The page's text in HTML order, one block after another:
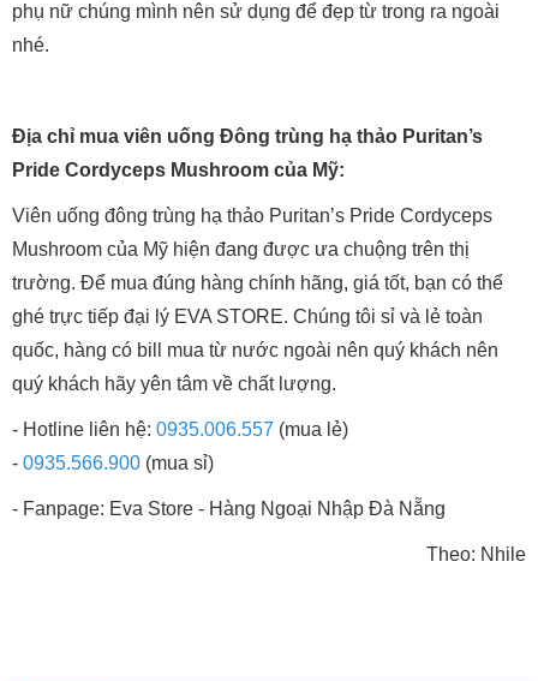
phụ nữ chúng mình nên sử dụng để đẹp từ trong ra ngoài
nhé.
Địa chỉ mua viên uống Đông trùng hạ thảo Puritan’s
Pride Cordyceps Mushroom của Mỹ:
Viên uống đông trùng hạ thảo Puritan’s Pride Cordyceps
Mushroom của Mỹ hiện đang được ưa chuộng trên thị
trường. Để mua đúng hàng chính hãng, giá tốt, bạn có thể
ghé trực tiếp đại lý EVA STORE. Chúng tôi sỉ và lẻ toàn
quốc, hàng có bill mua từ nước ngoài nên quý khách nên
quý khách hãy yên tâm về chất lượng.
- Hotline liên hệ: 0935.006.557 (mua lẻ)
- 0935.566.900 (mua sỉ)
- Fanpage: Eva Store - Hàng Ngoại Nhập Đà Nẵng
Theo: Nhile